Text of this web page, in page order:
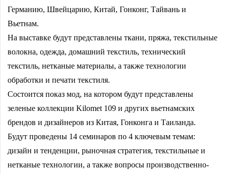
Германию, Швейцарию, Китай, Гонконг, Тайвань и
Вьетнам.
На выставке будут представлены ткани, пряжа, текстильные
волокна, одежда, домашний текстиль, технический
текстиль, нетканые материалы, а также технологии
обработки и печати текстиля.
Состоится показ мод, на котором будут представлены
зеленые коллекции Kilomet 109 и других вьетнамских
брендов и дизайнеров из Китая, Гонконга и Таиланда.
Будут проведены 14 семинаров по 4 ключевым темам:
дизайн и тенденции, рыночная стратегия, текстильные и
нетканые технологии, а также вопросы производственно-